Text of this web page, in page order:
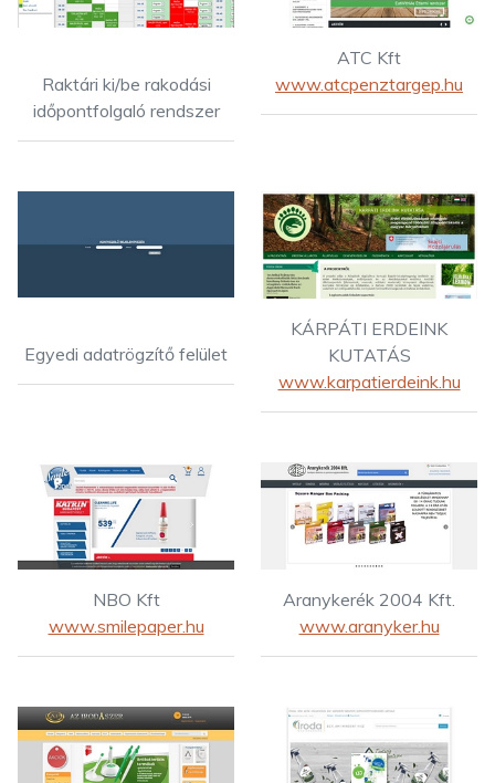
Raktári ki/be rakodási
időpontfolgaló rendszer
ATC Kft
www.atcpenztargep.hu
Egyedi adatrögzítő felület
KÁRPÁTI ERDEINK
KUTATÁS
www.karpatierdeink.hu
NBO Kft
www.smilepaper.hu
Aranykerék 2004 Kft.
www.aranyker.hu